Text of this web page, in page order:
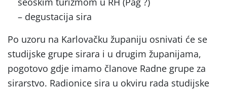
– degustacija sira
Po uzoru na Karlovačku županiju osnivati će se
studijske grupe sirara i u drugim županijama,
pogotovo gdje imamo članove Radne grupe za
sirarstvo. Radionice sira u okviru rada studijske